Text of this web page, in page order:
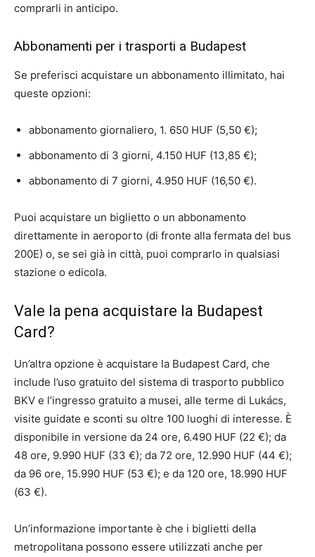
comprarli in anticipo.
Abbonamenti per i trasporti a Budapest
Se preferisci acquistare un abbonamento illimitato, hai
queste opzioni:
abbonamento giornaliero, 1. 650 HUF (5,50 €);
abbonamento di 3 giorni, 4.150 HUF (13,85 €);
abbonamento di 7 giorni, 4.950 HUF (16,50 €).
Puoi acquistare un biglietto o un abbonamento
direttamente in aeroporto (di fronte alla fermata del bus
200E) o, se sei già in città, puoi comprarlo in qualsiasi
stazione o edicola.
Vale la pena acquistare la Budapest
Card?
Un’altra opzione è acquistare la Budapest Card, che
include l’uso gratuito del sistema di trasporto pubblico
BKV e l’ingresso gratuito a musei, alle terme di Lukács,
visite guidate e sconti su oltre 100 luoghi di interesse. È
disponibile in versione da 24 ore, 6.490 HUF (22 €); da
48 ore, 9.990 HUF (33 €); da 72 ore, 12.990 HUF (44 €);
da 96 ore, 15.990 HUF (53 €); e da 120 ore, 18.990 HUF
(63 €).
Un’informazione importante è che i biglietti della
metropolitana possono essere utilizzati anche per